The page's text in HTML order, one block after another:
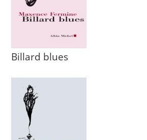
Billard blues